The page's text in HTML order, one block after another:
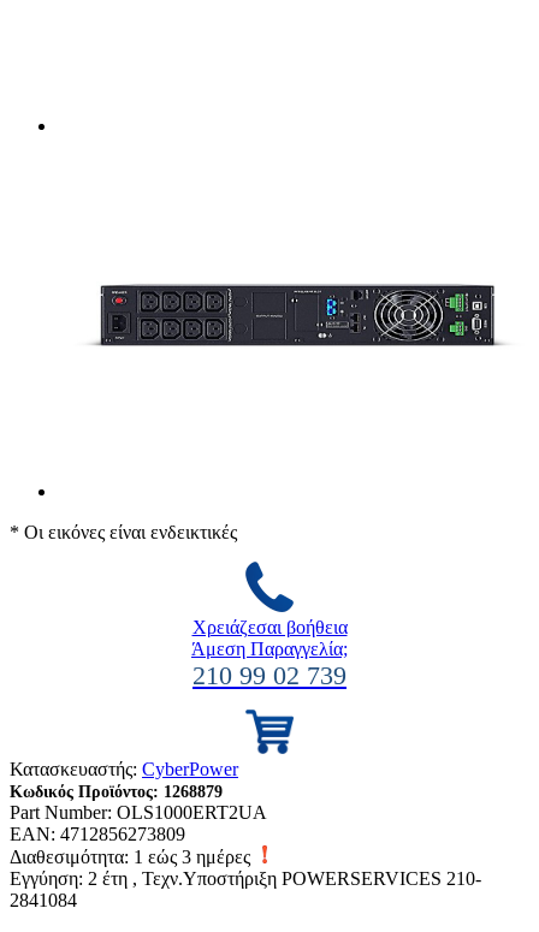
* Οι εικόνες είναι ενδεικτικές
Χρειάζεσαι βοήθεια
Άμεση Παραγγελία;
210 99 02 739
Κατασκευαστής: CyberPower
Κωδικός Προϊόντος: 1268879
Part Number: OLS1000ERT2UA
EAN: 4712856273809
Διαθεσιμότητα: 1 εώς 3 ημέρες
Εγγύηση: 2 έτη , Τεχν.Υποστήριξη POWERSERVICES 210-
2841084